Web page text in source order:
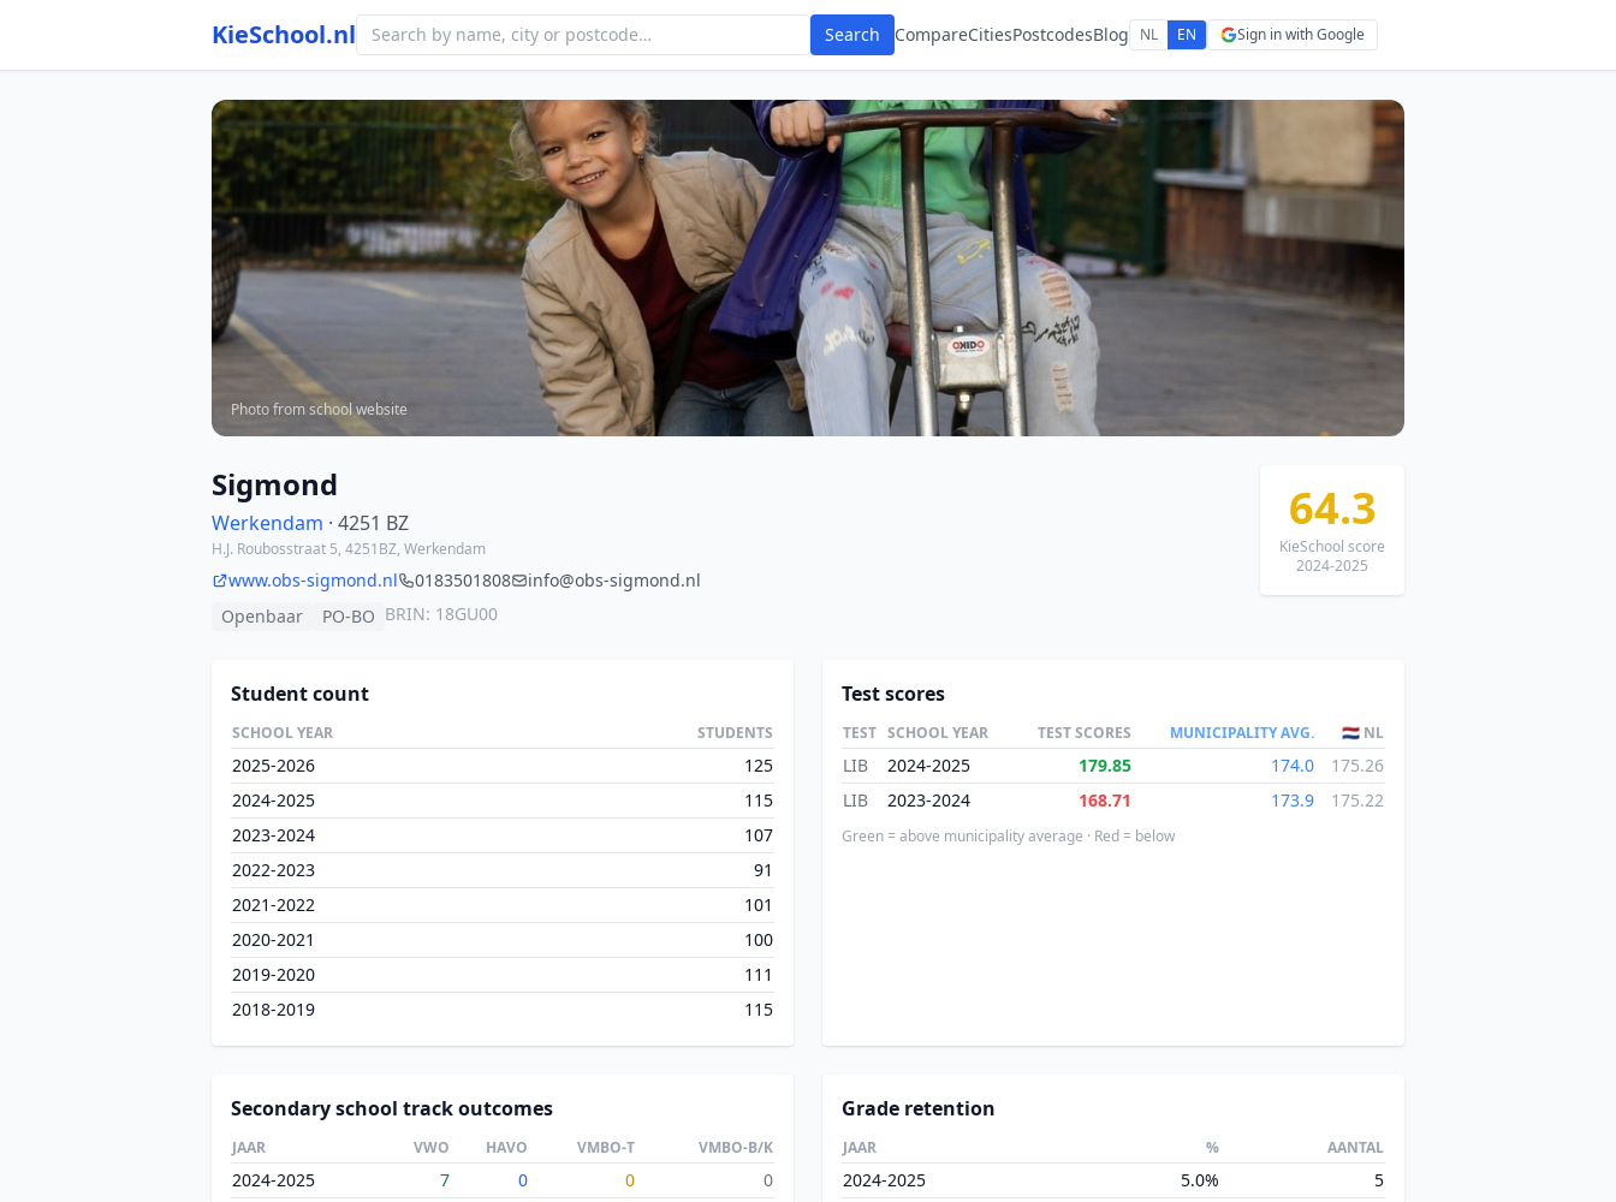
KieSchool.nl Search CompareCitiesPostcodesBlog NL EN Sign in with Google
Photo from school website
Sigmond
Werkendam · 4251 BZ
H.J. Roubosstraat 5, 4251BZ, Werkendam
www.obs-sigmond.nl 0183501808
info@obs-sigmond.nl
Openbaar
PO-BO BRIN: 18GU00
64.3
KieSchool score
2024-2025
Student count
SCHOOL YEAR STUDENTS
2025-2026
125
2024-2025
115
2023-2024
107
2022-2023
91
2021-2022
101
2020-2021
100
2019-2020
111
2018-2019
115
Test scores
TEST SCHOOL YEAR TEST SCORES MUNICIPALITY AVG. 🇳🇱 NL
LIB 2024-2025 179.85 174.0
175.26
LIB
2023-2024 168.71 173.9 175.22
Green = above municipality average · Red = below
Secondary school track outcomes
JAAR VWO HAVO VMBO-T VMBO-B/K
2024-2025 7 0 0
0
Grade retention
JAAR % AANTAL
2024-2025 5.0%
5